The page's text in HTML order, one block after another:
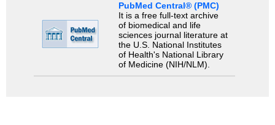
PubMed Central® (PMC)
It is a free full-text archive
of biomedical and life
sciences journal literature at
the U.S. National Institutes
of Health's National Library
of Medicine (NIH/NLM).